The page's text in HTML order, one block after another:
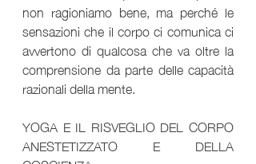
non ragioniamo bene, ma perché le
sensazioni che il corpo ci comunica ci
avvertono di qualcosa che va oltre la
comprensione da parte delle capacità
razionali della mente.
YOGA E IL RISVEGLIO DEL CORPO
ANESTETIZZATO E DELLA